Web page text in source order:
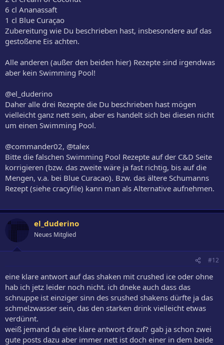
6 cl Ananassaft
1 cl Blue Curaçao
Zubereitung wie Du beschrieben hast, insbesondere auf das
gestoßene Eis achten.
Alle anderen (außer den beiden hier) Rezepte sind irgendwas
aber kein Swimming Pool!
@el_duderino
Daher alle drei Rezepte die Du beschrieben hast mögen
vielleicht ganz nett sein, aber es handelt sich bei diesen nicht
um einen Swimming Pool.
@commander02, @talex
Bitte die falschen Swimming Pool Rezepte auf der C&D Seite
korrigieren (bzw. das zweite wäre ja fast richtig, bis auf die
Mengen, v.a. bei Blue Curacao). Bzw. das ältere Schumanns
Rezept (siehe cracyfile) kann man als Alternative aufnehmen.
el_duderino
Neues Mitglied
#12
eine klare antwort auf das shaken mit crushed ice oder ohne
hab ich jetz leider noch nicht. ich dneke auch dass das
schnuppe ist einziger sinn des srushed shakens dürfte ja das
schmelzwasser sein, das den starken drink vielleicht etwas
verdünnt.
weiß jemand da eine klare antwort drauf? gab ja schon zwei
gute posts dazu aber immer nett ist doch einer in dem beide